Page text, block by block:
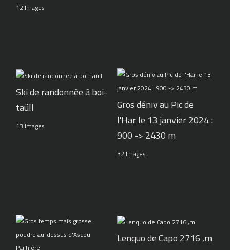
12 Images
Ski de randonnée à boi-
taüll
13 Images
Gros déniv au Pic de
l'Har le 13 janvier 2024 :
900 -> 2430 m
32 Images
Lenquo de Capo 2716 ,m